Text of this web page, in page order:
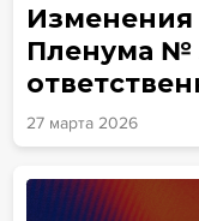
Изменения
Пленума №
27 марта 2026